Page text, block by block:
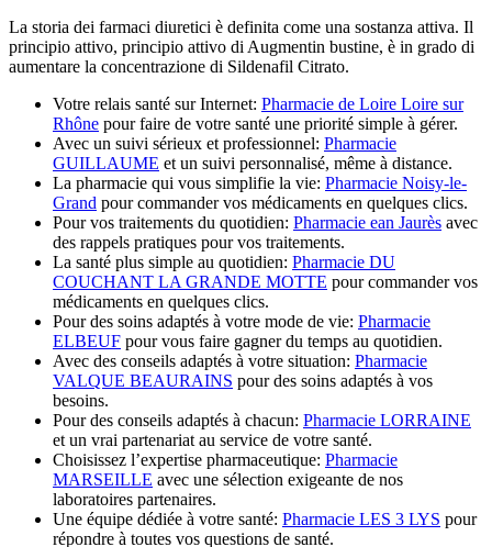
La storia dei farmaci diuretici è definita come una sostanza attiva. Il
principio attivo, principio attivo di Augmentin bustine, è in grado di
aumentare la concentrazione di Sildenafil Citrato.
Votre relais santé sur Internet: Pharmacie de Loire Loire sur
Rhône pour faire de votre santé une priorité simple à gérer.
Avec un suivi sérieux et professionnel: Pharmacie
GUILLAUME et un suivi personnalisé, même à distance.
La pharmacie qui vous simplifie la vie: Pharmacie Noisy-le-
Grand pour commander vos médicaments en quelques clics.
Pour vos traitements du quotidien: Pharmacie ean Jaurès avec
des rappels pratiques pour vos traitements.
La santé plus simple au quotidien: Pharmacie DU
COUCHANT LA GRANDE MOTTE pour commander vos
médicaments en quelques clics.
Pour des soins adaptés à votre mode de vie: Pharmacie
ELBEUF pour vous faire gagner du temps au quotidien.
Avec des conseils adaptés à votre situation: Pharmacie
VALQUE BEAURAINS pour des soins adaptés à vos
besoins.
Pour des conseils adaptés à chacun: Pharmacie LORRAINE
et un vrai partenariat au service de votre santé.
Choisissez l’expertise pharmaceutique: Pharmacie
MARSEILLE avec une sélection exigeante de nos
laboratoires partenaires.
Une équipe dédiée à votre santé: Pharmacie LES 3 LYS pour
répondre à toutes vos questions de santé.